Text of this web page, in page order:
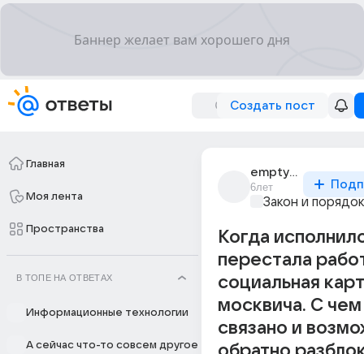
Создать пост
Главная
Моя лента
Пространства
В ТОПЕ НА ОТВЕТАХ
Информационные технологии
А сейчас что-то совсем другое
empty_life_4
6лет
Закон и порядок
Когда
перестала
социальная
москвича. С чем
связано и